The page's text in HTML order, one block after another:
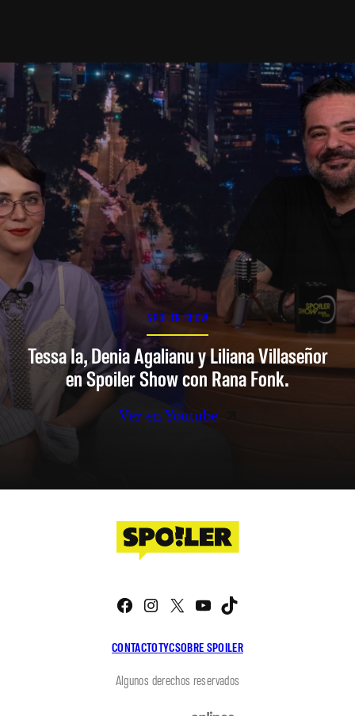
SPOILER SHOW
Tessa Ia, Denia Agalianu y Liliana Villaseñor
en Spoiler Show con Rana Fonk.
Ver en Youtube
CONTACTOTYCSOBRE SPOILER
Facebook
Instagram
X YouTube
Algunos derechos reservados